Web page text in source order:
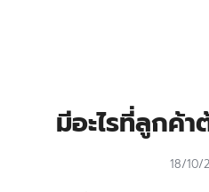
Call:
มีอะไรที่ลูกค้
18/10/